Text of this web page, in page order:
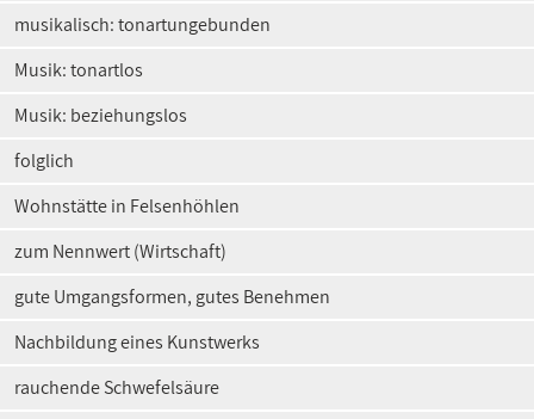
musikalisch: tonartungebunden
Musik: tonartlos
Musik: beziehungslos
folglich
Wohnstätte in Felsenhöhlen
zum Nennwert (Wirtschaft)
gute Umgangsformen, gutes Benehmen
Nachbildung eines Kunstwerks
rauchende Schwefelsäure